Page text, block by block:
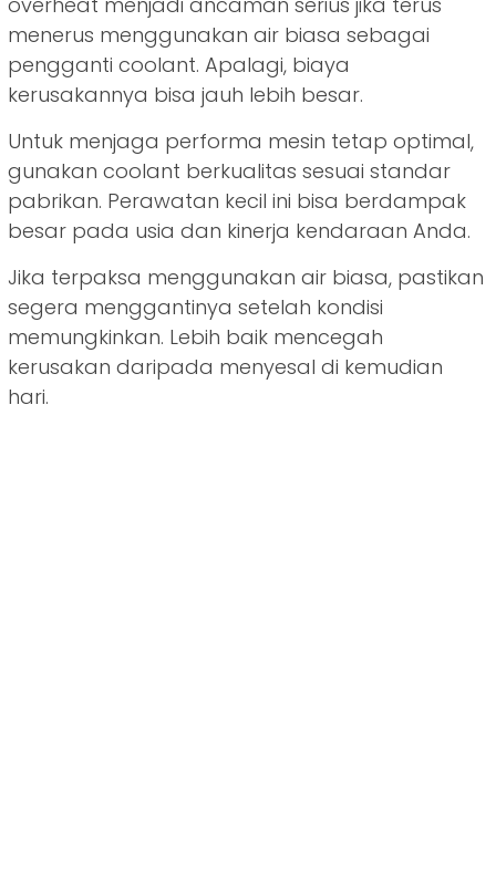
menerus menggunakan air biasa sebagai
pengganti coolant. Apalagi, biaya
kerusakannya bisa jauh lebih besar.
Untuk menjaga performa mesin tetap optimal,
gunakan coolant berkualitas sesuai standar
pabrikan. Perawatan kecil ini bisa berdampak
besar pada usia dan kinerja kendaraan Anda.
Jika terpaksa menggunakan air biasa, pastikan
segera menggantinya setelah kondisi
memungkinkan. Lebih baik mencegah
kerusakan daripada menyesal di kemudian
hari.